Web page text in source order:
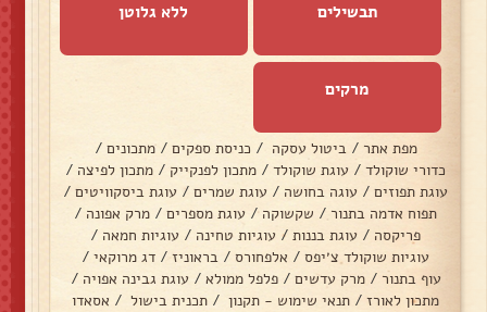
תבשילים ללא גלוטן
מרקים
מפת אתר / ביטול עסקה / כניסת ספקים / מתכונים /
כדורי שוקולד / עוגת שוקולד / מתכון לפנקייק / מתכון לפיצה /
עוגת תפוזים / עוגה בחושה / עוגת שמרים / עוגת ביסקוויטים /
תפוח אדמה בתנור / שקשוקה / עוגת מספרים / מרק אפונה /
פריקסה / עוגת בננות / עוגיות טחינה / עוגיות חמאה /
עוגיות שוקולד צ׳יפס / אלפחורס / בראוניז / דג מרוקאי /
עוף בתנור / מרק עדשים / פלפל ממולא / עוגת גבינה אפויה /
מתכון לאורז / תנאי שימוש - תקנון / תכנית בישול / אסאדו